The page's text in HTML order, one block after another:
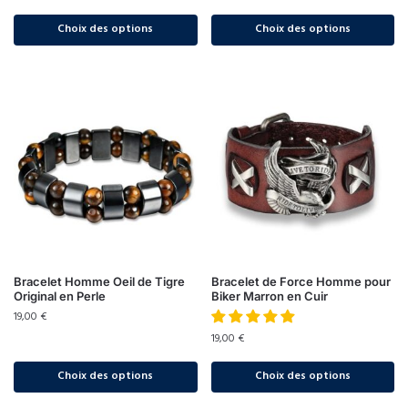
Choix des options
Choix des options
Bracelet Homme Oeil de Tigre
Original en Perle
19,00 €
Choix des options
Bracelet de Force Homme pour
Biker Marron en Cuir
19,00 €
Choix des options